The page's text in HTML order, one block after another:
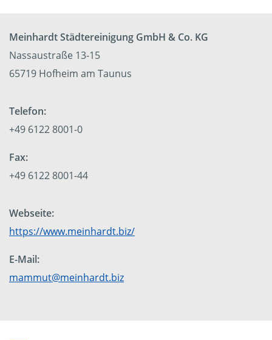
Meinhardt Städtereinigung GmbH & Co. KG
Nassaustraße 13-15
65719 Hofheim am Taunus
Telefon:
+49 6122 8001-0
Fax:
+49 6122 8001-44
Webseite:
https://www.meinhardt.biz/
E-Mail:
mammut@meinhardt.biz